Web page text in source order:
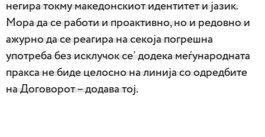
негира токму македонскиот идентитет и јазик.
Мора да се работи и проактивно, но и редовно и
ажурно да се реагира на секоја погрешна
употреба без исклучок се’ додека меѓународната
пракса не биде целосно на линија со одредбите
на Договорот – додава тој.